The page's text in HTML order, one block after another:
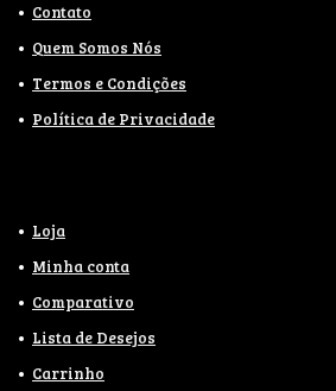
Contato
Quem Somos Nós
Termos e Condições
Política de Privacidade
Loja
Minha conta
Comparativo
Lista de Desejos
Carrinho